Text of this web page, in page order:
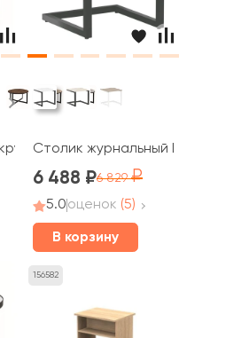
РИМ / RIM (800x800x450)
Столик журнальный L=580мм
6 488 6 829
5.0оценок (5)
В корзину
156582